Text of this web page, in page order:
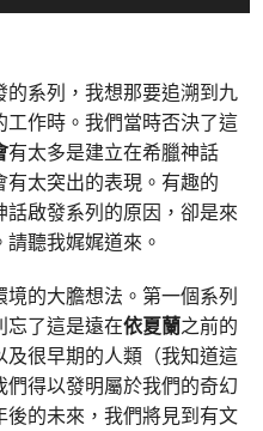
系列，我想那要追溯到九
作時。我們當時否決了這
有太多是建立在希臘神話
太突出的表現。有趣的
啟發系列的原因，卻是來
聽我娓娓道來。
境的大膽想法。第一個系列
忘了這是遠在依夏蘭之前的
很早期的人類（我知道這
得以發明屬於我們的奇幻
的未來，我們將見到有文